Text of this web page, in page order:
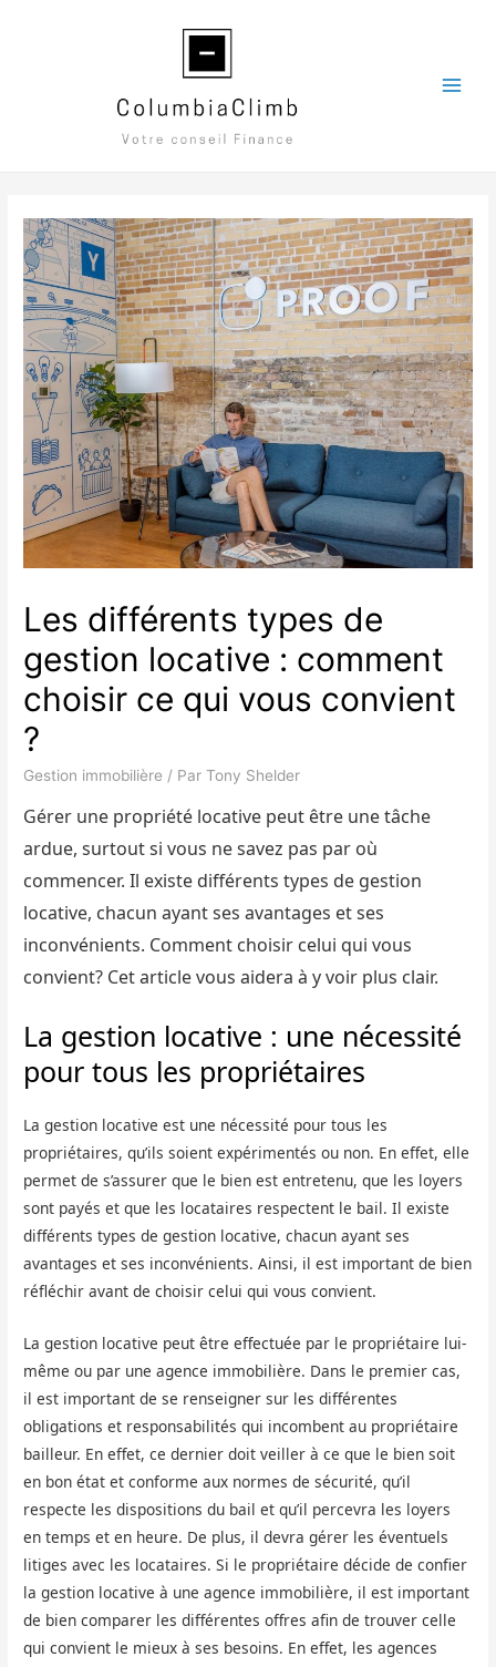
Les différents types de
gestion locative : comment
choisir ce qui vous convient
?
Gestion immobilière / ParTony Shelder
Gérer une propriété locative peut être une tâche
ardue, surtout si vous ne savez pas par où
commencer. Il existe différents types de gestion
locative, chacun ayant ses avantages et ses
inconvénients. Comment choisir celui qui vous
convient? Cet article vous aidera à y voir plus clair.
La gestion locative : une nécessité
pour tous les propriétaires
La gestion locative est une nécessité pour tous les
propriétaires, qu’ils soient expérimentés ou non. En effet, elle
permet de s’assurer que le bien est entretenu, que les loyers
sont payés et que les locataires respectent le bail. Il existe
différents types de gestion locative, chacun ayant ses
avantages et ses inconvénients. Ainsi, il est important de bien
réfléchir avant de choisir celui qui vous convient.
La gestion locative peut être effectuée par le propriétaire lui-
même ou par une agence immobilière. Dans le premier cas,
il est important de se renseigner sur les différentes
obligations et responsabilités qui incombent au propriétaire
bailleur. En effet, ce dernier doit veiller à ce que le bien soit
en bon état et conforme aux normes de sécurité, qu’il
respecte les dispositions du bail et qu’il percevra les loyers
en temps et en heure. De plus, il devra gérer les éventuels
litiges avec les locataires. Si le propriétaire décide de confier
la gestion locative à une agence immobilière, il est important
de bien comparer les différentes offres afin de trouver celle
qui convient le mieux à ses besoins. En effet, les agences